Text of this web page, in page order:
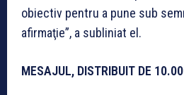
obiectiv pentru a pune sub
afirmaţie”, a subliniat el.
MESAJUL, DISTRIBUIT DE